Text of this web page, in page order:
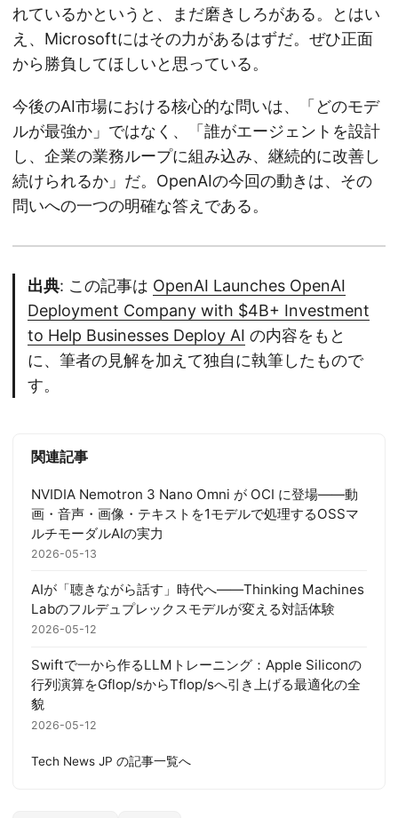
れているかというと、まだ磨きしろがある。とはい
え、Microsoftにはその力があるはずだ。ぜひ正面
から勝負してほしいと思っている。
今後のAI市場における核心的な問いは、「どのモデ
ルが最強か」ではなく、「誰がエージェントを設計
し、企業の業務ループに組み込み、継続的に改善し
続けられるか」だ。OpenAIの今回の動きは、その
問いへの一つの明確な答えである。
出典: この記事は OpenAI Launches OpenAI
Deployment Company with $4B+ Investment
to Help Businesses Deploy AI の内容をもと
に、筆者の見解を加えて独自に執筆したもので
す。
関連記事
NVIDIA Nemotron 3 Nano Omni が OCI に登場——動
画・音声・画像・テキストを1モデルで処理するOSSマ
ルチモーダルAIの実力
2026-05-13
AIが「聴きながら話す」時代へ——Thinking Machines
Labのフルデュプレックスモデルが変える対話体験
2026-05-12
Swiftで一から作るLLMトレーニング：Apple Siliconの
行列演算をGflop/sからTflop/sへ引き上げる最適化の全
貌
2026-05-12
Tech News JP の記事一覧へ